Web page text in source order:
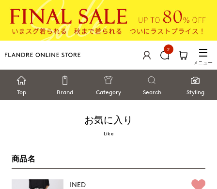
2
メニュー
Top Brand Category Search Styling
お気に入り
Like
商品名
INED